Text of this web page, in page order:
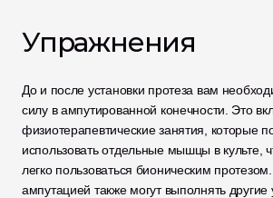
Упражнения
До и после установки протеза вам
силу в ампутированной конечности. Это
физиотерапевтические занятия, которые
использовать отдельные мышцы в культе,
легко пользоваться бионическим
ампутацией также могут выполнять другие